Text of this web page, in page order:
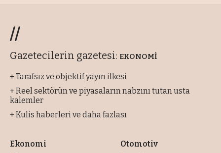
//
Gazetecilerin gazetesi: EKONOMİ
+ Tarafsız ve objektif yayın ilkesi
+ Reel sektörün ve piyasaların nabzını tutan usta
kalemler
+ Kulis haberleri ve daha fazlası
Ekonomi
Otomotiv